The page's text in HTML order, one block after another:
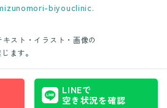
biyouclinic.
スト・イラスト・画像の
ます。
LINEで
空き状況を確認